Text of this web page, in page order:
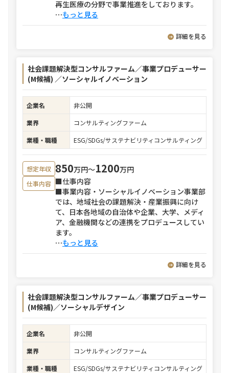
再生医療の分野で事業推進をしております。
⋯もっと見る
詳細を見る
社会課題解決型コンサルファーム／事業プロデューサー
(M候補) ／ソーシャルイノベーション
企業名
非公開
業界
コンサルティングファーム
業種・職種
ESG/SDGs/サステナビリティコンサルティング
想定年収 850万円〜1200万円
仕事内容 ■仕事内容
■事業内容・ソーシャルイノベーション事業部
では、地域社会の課題解決・産業振興に向け
て、日本各地域の自治体や企業、大学、メディ
ア、金融機関などの連携をプロデュースしてい
ます。
⋯もっと見る
詳細を見る
社会課題解決型コンサルファーム／事業プロデューサー
(M候補)／ソーシャルデザイン
企業名
非公開
業界
コンサルティングファーム
業種・職種
ESG/SDGs/サステナビリティコンサルティング